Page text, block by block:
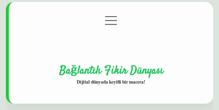
Gizlilik Politikası
menüyü
aç
Bağlantılı Fikir Dünyası
Dijital dünyada keyifli bir macera!